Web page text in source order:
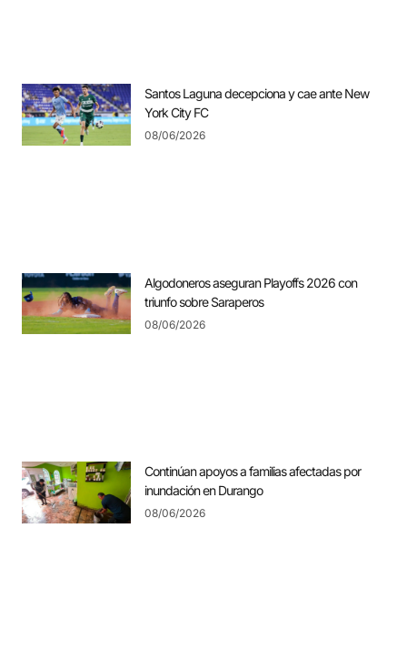
Santos Laguna decepciona y cae ante New
York City FC
08/06/2026
Algodoneros aseguran Playoffs 2026 con
triunfo sobre Saraperos
08/06/2026
Continúan apoyos a familias afectadas por
inundación en Durango
08/06/2026